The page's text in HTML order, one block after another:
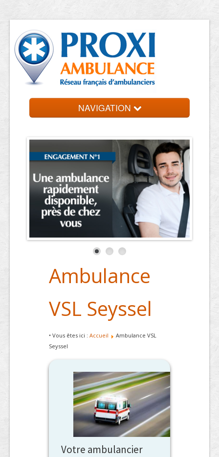
NAVIGATION
Trouvez un ambulancier
Ambulance
VSL Seyssel
• Vous êtes ici : Accueil
Ambulance VSL
Seyssel
Votre ambulancier